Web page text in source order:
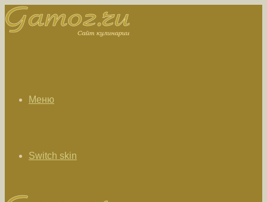
Меню
Switch skin